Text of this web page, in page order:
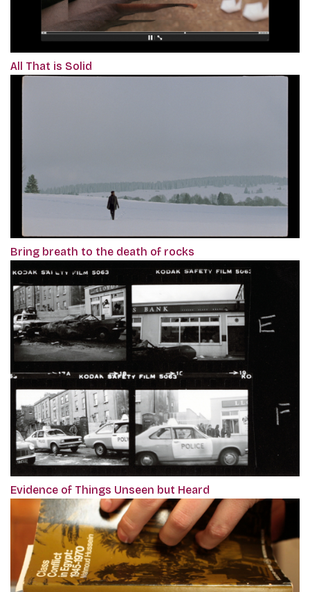
All That is Solid
Bring breath to the death of rocks
Evidence of Things Unseen but Heard